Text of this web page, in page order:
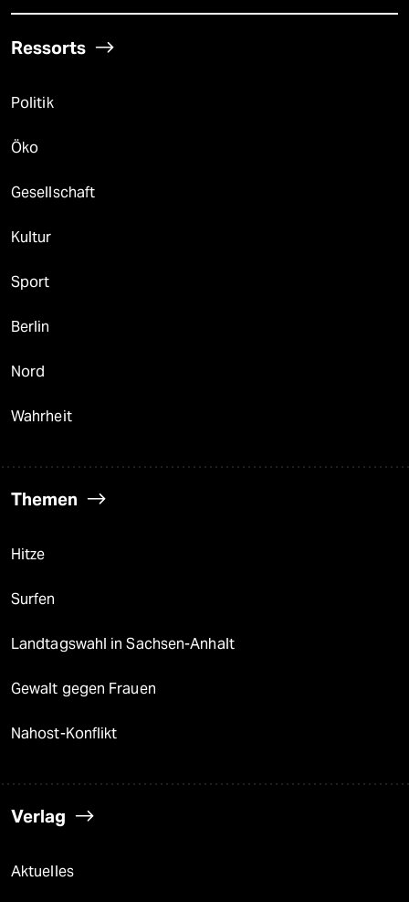
Ressorts
Politik
Öko
Gesellschaft
Kultur
Sport
Berlin
Nord
Wahrheit
Themen
Hitze
Surfen
Landtagswahl in Sachsen-Anhalt
Gewalt gegen Frauen
Nahost-Konflikt
Verlag
Aktuelles